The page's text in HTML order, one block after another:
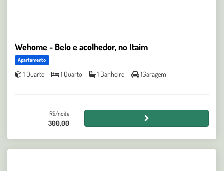
Wehome - Belo e acolhedor, no Itaim
Apartamento
1 Quarto 1 Quarto 1 Banheiro 1Garagem
R$/noite
300,00